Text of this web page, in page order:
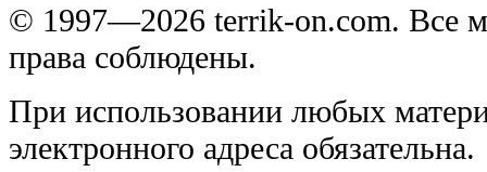
© 1997—2026 terrik-on.com. Все
права соблюдены.
При использовании любых
электронного адреса обязательна.